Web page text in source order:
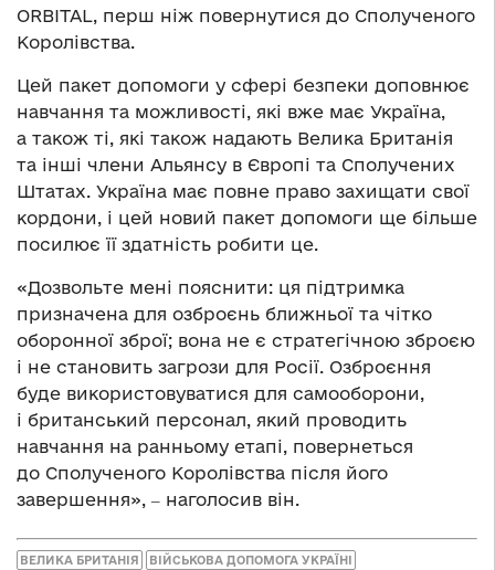
ORBITAL, перш ніж повернутися до Сполученого
Королівства.
Цей пакет допомоги у сфері безпеки доповнює
навчання та можливості, які вже має Україна,
а також ті, які також надають Велика Британія
та інші члени Альянсу в Європі та Сполучених
Штатах. Україна має повне право захищати свої
кордони, і цей новий пакет допомоги ще більше
посилює її здатність робити це.
«Дозвольте мені пояснити: ця підтримка
призначена для озброєнь ближньої та чітко
оборонної зброї; вона не є стратегічною зброєю
і не становить загрози для Росії. Озброєння
буде використовуватися для самооборони,
і британський персонал, який проводить
навчання на ранньому етапі, повернеться
до Сполученого Королівства після його
завершення», ‒ наголосив він.
ВЕЛИКА БРИТАНІЯ ВІЙСЬКОВА ДОПОМОГА УКРАЇНІ